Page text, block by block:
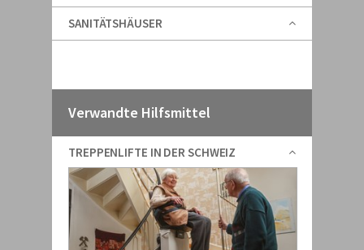
SANITÄTSHÄUSER
Verwandte Hilfsmittel
TREPPENLIFTE IN DER SCHWEIZ